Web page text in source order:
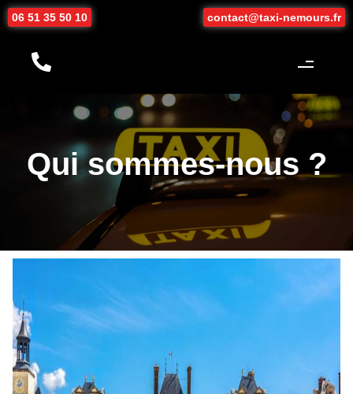
06 51 35 50 10 contact@taxi-nemours.fr
Qui sommes-nous ?